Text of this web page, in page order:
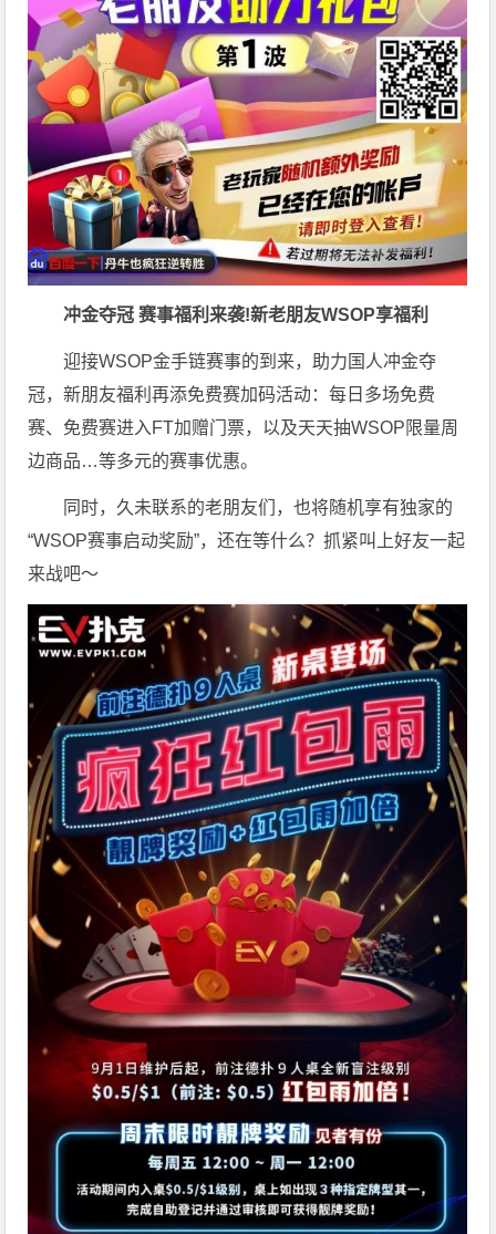
冲金夺冠 赛事福利来袭!新老朋友WSOP享福利
迎接WSOP金手链赛事的到来，助力国人冲金夺
冠，新朋友福利再添免费赛加码活动：每日多场免费
赛、免费赛进入FT加赠门票，以及天天抽WSOP限量周
边商品…等多元的赛事优惠。
同时，久未联系的老朋友们，也将随机享有独家的
“WSOP赛事启动奖励”，还在等什么？抓紧叫上好友一起
来战吧～